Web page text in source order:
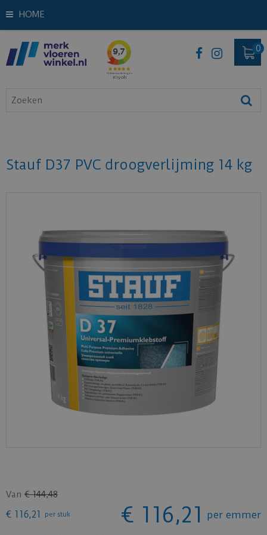
HOME
Stauf D37 PVC droogverlijming 14 kg
Van € 144,48
€ 116,21 per stuk € 116,21 per emmer